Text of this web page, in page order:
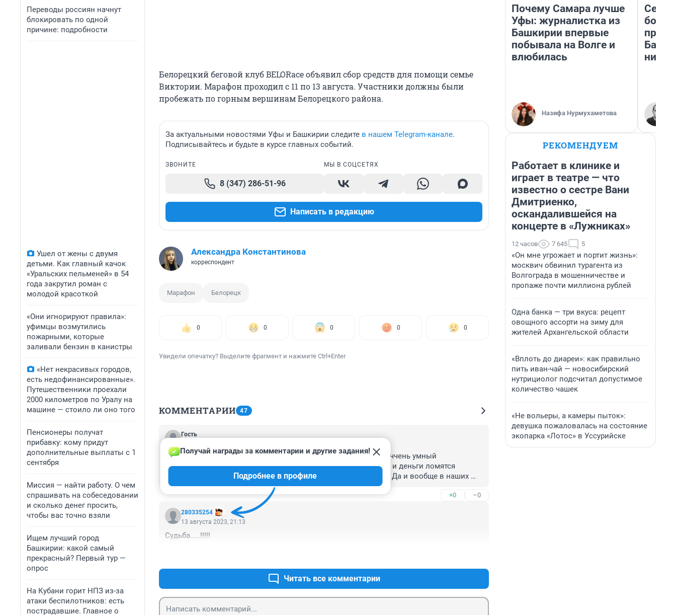
Переводы россиян начнут
блокировать по одной
причине: подробности
Ушел от жены с двумя
детьми. Как главный качок
«Уральских пельменей» в 54
года закрутил роман с
молодой красоткой
«Они игнорируют правила»:
уфимцы возмутились
пожарными, которые
заливали бензин в канистры
«Нет некрасивых городов,
есть недофинансированные».
Путешественники проехали
2000 километров по Уралу на
машине — стоило ли оно того
Пенсионеры получат
прибавку: кому придут
дополнительные выплаты с 1
сентября
Миссия — найти работу. О чем
спрашивать на собеседовании
и сколько денег просить,
чтобы вас точно взяли
Ищем лучший город
Башкирии: какой самый
прекрасный? Первый тур —
опрос
На Кубани горит НПЗ из-за
атаки беспилотников: есть
пострадавшие. Главное о
Белорецкий беговой клуб BELORace объявил сбор средств для помощи семье
Виктории. Марафон проходил с 11 по 13 августа. Участники должны были
пробежать по горным вершинам Белорецкого района.
За актуальными новостями Уфы и Башкирии следите в нашем Telegram-канале.
Подписывайтесь и будьте в курсе главных событий.
ЗВОНИТЕ
8 (347) 286-51-96
МЫ В СОЦСЕТЯХ
Написать в редакцию
Александра Константинова
корреспондент
Марафон Белорецк
0 0 0 0 0
Увидели опечатку? Выделите фрагмент и нажмите Ctrl+Enter
КОММЕНТАРИИ 47
Гость
Искренне соболезную родным и близким Виктории. Кто-то ооччень умный
организовывает такие забеги в жару. Людей бы пожалели. Да и деньги ломятся
похоже от праздников. Лучше бы цены на продукты снижали. Да и вообще в наших
магазинах нормальных овощей и фруктов поискать надо.
+0 –0
280335254
Получай награды за комментарии и другие задания!
Подробнее в профиле
13 августа 2023, 21:13
Судьба.....!!!!!
Читать все комментарии
Почему Самара лучше
Уфы: журналистка из
Башкирии впервые
побывала на Волге и
влюбилась
Назифа Нурмухаметова
них
РЕКОМЕНДУЕМ
Работает в клинике и
играет в театре — что
известно о сестре Вани
Дмитриенко,
оскандалившейся на
концерте в «Лужниках»
12 часов 7 645 5
«Он мне угрожает и портит жизнь»:
москвич обвинил турагента из
Волгограда в мошенничестве и
пропаже почти миллиона рублей
Одна банка — три вкуса: рецепт
овощного ассорти на зиму для
жителей Архангельской области
«Вплоть до диареи»: как правильно
пить иван-чай — новосибирский
нутрициолог подсчитал допустимое
количество чашек
«Не вольеры, а камеры пыток»:
девушка пожаловалась на состояние
экопарка «Лотос» в Уссурийске